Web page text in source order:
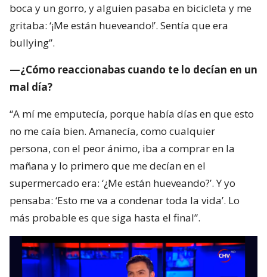
boca y un gorro, y alguien pasaba en bicicleta y me
gritaba: ‘¡Me están hueveando!’. Sentía que era
bullying”.
—¿Cómo reaccionabas cuando te lo decían en un
mal día?
“A mí me emputecía, porque había días en que esto
no me caía bien. Amanecía, como cualquier
persona, con el peor ánimo, iba a comprar en la
mañana y lo primero que me decían en el
supermercado era: ‘¿Me están hueveando?’. Y yo
pensaba: ‘Esto me va a condenar toda la vida’. Lo
más probable es que siga hasta el final”.